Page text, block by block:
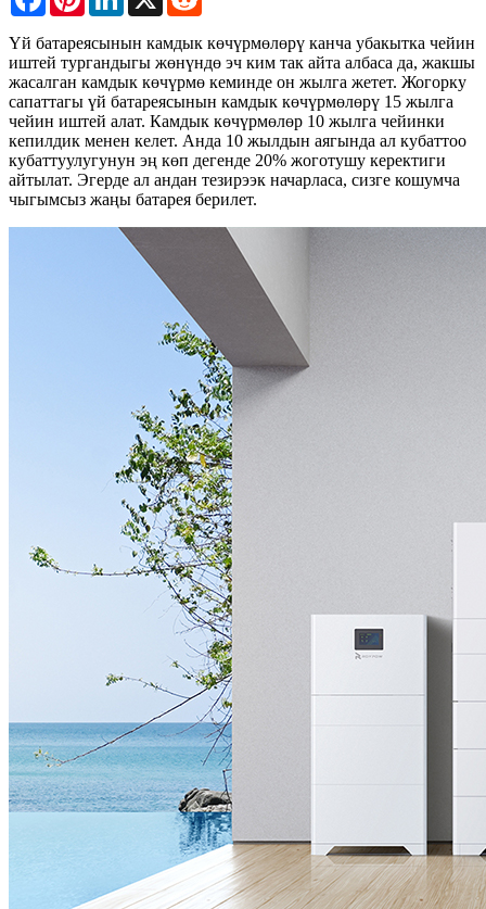
Үй батареясынын камдык көчүрмөлөрү канча убакытка чейин
иштей тургандыгы жөнүндө эч ким так айта албаса да, жакшы
жасалган камдык көчүрмө кеминде он жылга жетет. Жогорку
сапаттагы үй батареясынын камдык көчүрмөлөрү 15 жылга
чейин иштей алат. Камдык көчүрмөлөр 10 жылга чейинки
кепилдик менен келет. Анда 10 жылдын аягында ал кубаттоо
кубаттуулугунун эң көп дегенде 20% жоготушу керектиги
айтылат. Эгерде ал андан тезирээк начарласа, сизге кошумча
чыгымсыз жаңы батарея берилет.